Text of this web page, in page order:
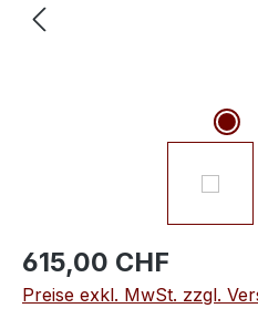
615,00 CHF
Preise exkl. MwSt. zzgl.